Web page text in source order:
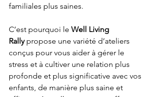
familiales plus saines.
C’est pourquoi le Well Living
Rally propose une variété d’ateliers
conçus pour vous aider à gérer le
stress et à cultiver une relation plus
profonde et plus significative avec vos
enfants, de manière plus saine et